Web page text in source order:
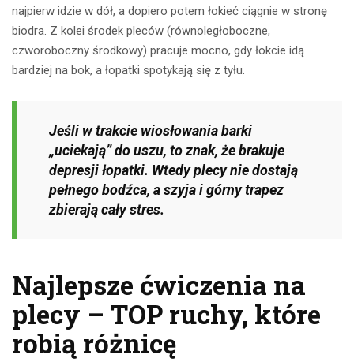
najpierw idzie w dół, a dopiero potem łokieć ciągnie w stronę
biodra. Z kolei środek pleców (równoległoboczne,
czworoboczny środkowy) pracuje mocno, gdy łokcie idą
bardziej na bok, a łopatki spotykają się z tyłu.
Jeśli w trakcie wiosłowania barki
„uciekają” do uszu, to znak, że brakuje
depresji łopatki. Wtedy plecy nie dostają
pełnego bodźca, a szyja i górny trapez
zbierają cały stres.
Najlepsze ćwiczenia na
plecy – TOP ruchy, które
robią różnicę